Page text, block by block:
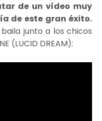
de un vídeo muy
de este gran éxito.
junto a los chicos
(LUCID DREAM):